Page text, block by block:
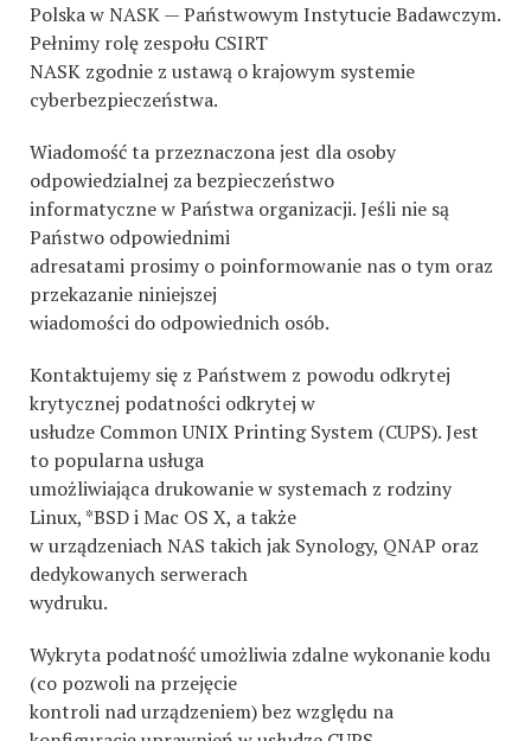
Polska w NASK — Państwowym Instytucie Badawczym.
Pełnimy rolę zespołu CSIRT
NASK zgodnie z ustawą o krajowym systemie
cyberbezpieczeństwa.
Wiadomość ta przeznaczona jest dla osoby
odpowiedzialnej za bezpieczeństwo
informatyczne w Państwa organizacji. Jeśli nie są
Państwo odpowiednimi
adresatami prosimy o poinformowanie nas o tym oraz
przekazanie niniejszej
wiadomości do odpowiednich osób.
Kontaktujemy się z Państwem z powodu odkrytej
krytycznej podatności odkrytej w
usłudze Common UNIX Printing System (CUPS). Jest
to popularna usługa
umożliwiająca drukowanie w systemach z rodziny
Linux, *BSD i Mac OS X, a także
w urządzeniach NAS takich jak Synology, QNAP oraz
dedykowanych serwerach
wydruku.
Wykryta podatność umożliwia zdalne wykonanie kodu
(co pozwoli na przejęcie
kontroli nad urządzeniem) bez względu na